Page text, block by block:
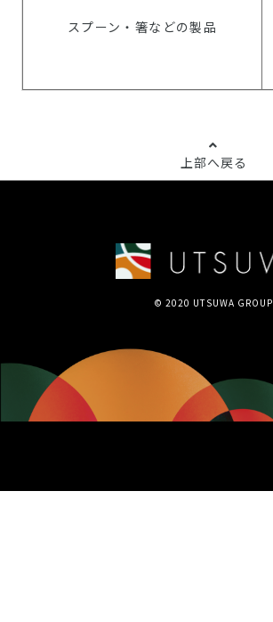
スプーン・箸などの製品
上部へ戻る
© 2020 UTSUWA GROUP